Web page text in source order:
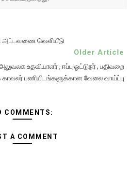
அட்டவணை வெளியீடு
Older Article
உதவியாளர் , ஈப்பு ஓட்டுநர் , பதிவறை
காவலர் பணியிடங்களுக்கான வேலை வாய்ப்பு
COMMENTS:
A COMMENT